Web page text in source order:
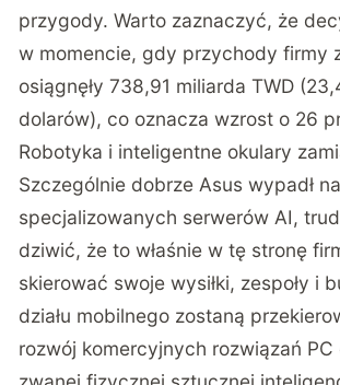
przygody. Warto zaznaczyć, że
w momencie, gdy przychody firmy
osiągnęły 738,91 miliarda TWD
dolarów), co oznacza wzrost o 26
Robotyka i inteligentne okulary
Szczególnie dobrze Asus wypadł
specjalizowanych serwerów AI,
dziwić, że to właśnie w tę stronę
skierować swoje wysiłki, zespoły i
działu mobilnego zostaną
rozwój komercyjnych rozwiązań PC